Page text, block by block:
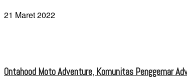
21 Maret 2022
Ontahood Moto Adventure, Komunitas Penggemar